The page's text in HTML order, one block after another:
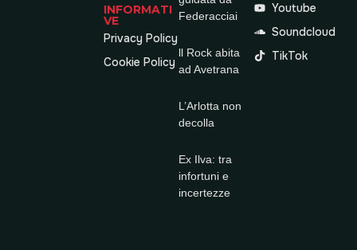
INFORMATI
VE
Privacy Policy
Cookie Policy
Federacciai
ll Rock abita
ad Avetrana
L’Arlotta non
decolla
Ex Ilva: tra
infortuni e
incertezze
Youtube
Soundcloud
TikTok